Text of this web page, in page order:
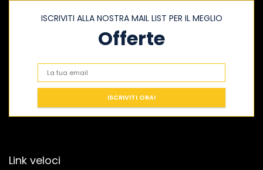
ISCRIVITI ALLA NOSTRA MAIL LIST PER IL MEGLIO
Offerte
Link veloci